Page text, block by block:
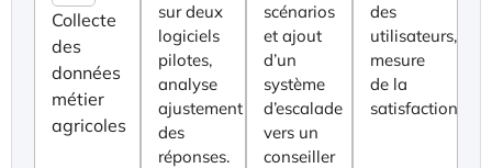
Collecte
des
données
métier
agricoles
sur deux
logiciels
pilotes,
analyse
ajustement
des
réponses.
scénarios
et ajout
d’un
système
d’escalade
vers un
conseiller
des
utilisateurs,
mesure
de la
satisfaction